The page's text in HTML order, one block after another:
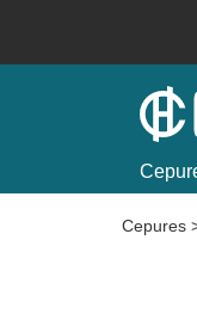
Cepures